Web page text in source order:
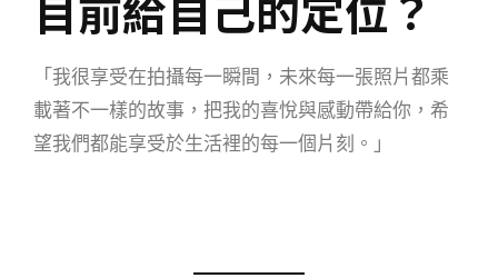
「我很享受在拍攝每一瞬間，未來每一張照片都乘
載著不一樣的故事，把我的喜悅與感動帶給你，希
望我們都能享受於生活裡的每一個片刻。」